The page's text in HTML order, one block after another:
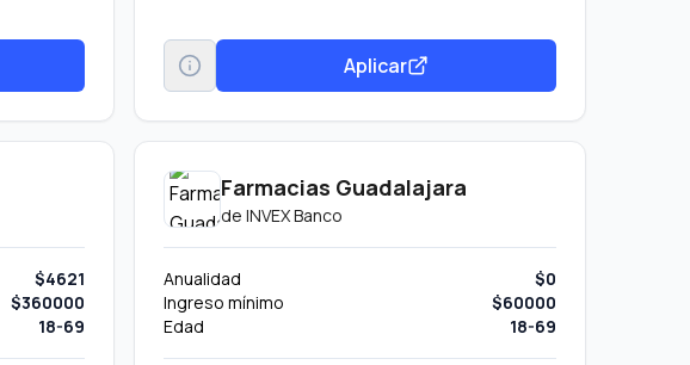
Aplicar
$4621
$360000
18-69
Farmacias Guadalajara
de INVEX Banco
Anualidad
$0
Ingreso mínimo
$60000
Edad
18-69